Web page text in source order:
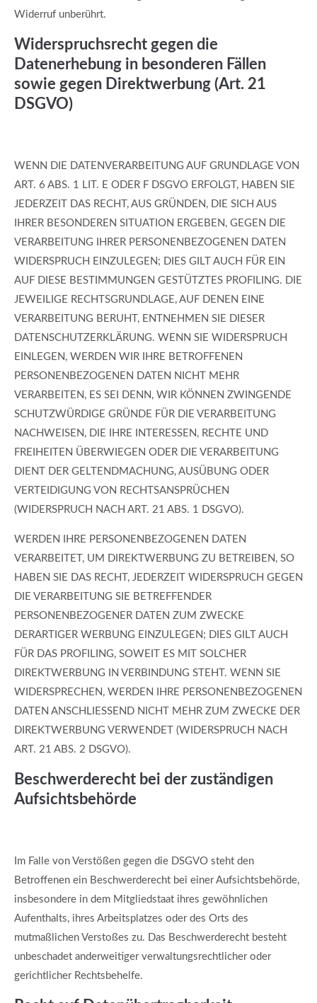
Widerruf unberührt.
Widerspruchsrecht gegen die
Datenerhebung in besonderen Fällen
sowie gegen Direktwerbung (Art. 21
DSGVO)
WENN DIE DATENVERARBEITUNG AUF GRUNDLAGE VON
ART. 6 ABS. 1 LIT. E ODER F DSGVO ERFOLGT, HABEN SIE
JEDERZEIT DAS RECHT, AUS GRÜNDEN, DIE SICH AUS
IHRER BESONDEREN SITUATION ERGEBEN, GEGEN DIE
VERARBEITUNG IHRER PERSONENBEZOGENEN DATEN
WIDERSPRUCH EINZULEGEN; DIES GILT AUCH FÜR EIN
AUF DIESE BESTIMMUNGEN GESTÜTZTES PROFILING. DIE
JEWEILIGE RECHTSGRUNDLAGE, AUF DENEN EINE
VERARBEITUNG BERUHT, ENTNEHMEN SIE DIESER
DATENSCHUTZERKLÄRUNG. WENN SIE WIDERSPRUCH
EINLEGEN, WERDEN WIR IHRE BETROFFENEN
PERSONENBEZOGENEN DATEN NICHT MEHR
VERARBEITEN, ES SEI DENN, WIR KÖNNEN ZWINGENDE
SCHUTZWÜRDIGE GRÜNDE FÜR DIE VERARBEITUNG
NACHWEISEN, DIE IHRE INTERESSEN, RECHTE UND
FREIHEITEN ÜBERWIEGEN ODER DIE VERARBEITUNG
DIENT DER GELTENDMACHUNG, AUSÜBUNG ODER
VERTEIDIGUNG VON RECHTSANSPRÜCHEN
(WIDERSPRUCH NACH ART. 21 ABS. 1 DSGVO).
WERDEN IHRE PERSONENBEZOGENEN DATEN
VERARBEITET, UM DIREKTWERBUNG ZU BETREIBEN, SO
HABEN SIE DAS RECHT, JEDERZEIT WIDERSPRUCH GEGEN
DIE VERARBEITUNG SIE BETREFFENDER
PERSONENBEZOGENER DATEN ZUM ZWECKE
DERARTIGER WERBUNG EINZULEGEN; DIES GILT AUCH
FÜR DAS PROFILING, SOWEIT ES MIT SOLCHER
DIREKTWERBUNG IN VERBINDUNG STEHT. WENN SIE
WIDERSPRECHEN, WERDEN IHRE PERSONENBEZOGENEN
DATEN ANSCHLIESSEND NICHT MEHR ZUM ZWECKE DER
DIREKTWERBUNG VERWENDET (WIDERSPRUCH NACH
ART. 21 ABS. 2 DSGVO).
Beschwerde­recht bei der zuständigen
Aufsichts­behörde
Im Falle von Verstößen gegen die DSGVO steht den
Betroffenen ein Beschwerderecht bei einer Aufsichtsbehörde,
insbesondere in dem Mitgliedstaat ihres gewöhnlichen
Aufenthalts, ihres Arbeitsplatzes oder des Orts des
mutmaßlichen Verstoßes zu. Das Beschwerderecht besteht
unbeschadet anderweitiger verwaltungsrechtlicher oder
gerichtlicher Rechtsbehelfe.